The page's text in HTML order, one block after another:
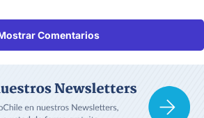
Comentarios